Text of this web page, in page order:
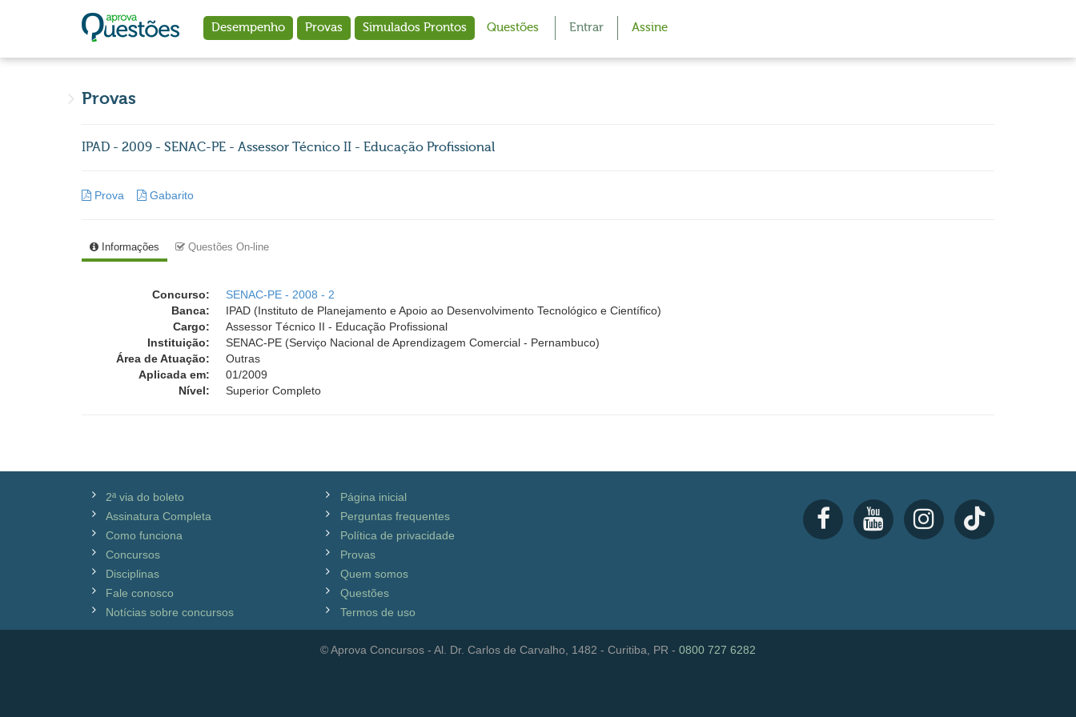
Desempenho Provas Simulados Prontos Questões Entrar Assine
Provas
IPAD - 2009 - SENAC-PE - Assessor Técnico II - Educação Profissional
Prova Gabarito
Informações Questões On-line
Concurso:
SENAC-PE - 2008 - 2
Banca:
IPAD (Instituto de Planejamento e Apoio ao Desenvolvimento Tecnológico e Científico)
Cargo:
Assessor Técnico II - Educação Profissional
Instituição:
SENAC-PE (Serviço Nacional de Aprendizagem Comercial - Pernambuco)
Área de Atuação:
Outras
Aplicada em:
01/2009
Nível:
Superior Completo
2ª via do boleto
Assinatura Completa
Como funciona
Concursos
Disciplinas
Fale conosco
Notícias sobre concursos
Página inicial
Perguntas frequentes
Política de privacidade
Provas
Quem somos
Questões
Termos de uso
© Aprova Concursos - Al. Dr. Carlos de Carvalho, 1482 - Curitiba, PR - 0800 727 6282